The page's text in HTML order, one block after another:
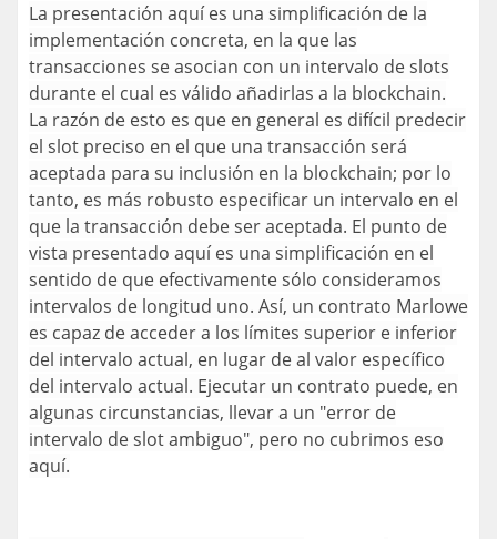
La presentación aquí es una simplificación de la
implementación concreta, en la que las
transacciones se asocian con un intervalo de slots
durante el cual es válido añadirlas a la blockchain.
La razón de esto es que en general es difícil predecir
el slot preciso en el que una transacción será
aceptada para su inclusión en la blockchain; por lo
tanto, es más robusto especificar un intervalo en el
que la transacción debe ser aceptada. El punto de
vista presentado aquí es una simplificación en el
sentido de que efectivamente sólo consideramos
intervalos de longitud uno. Así, un contrato Marlowe
es capaz de acceder a los límites superior e inferior
del intervalo actual, en lugar de al valor específico
del intervalo actual. Ejecutar un contrato puede, en
algunas circunstancias, llevar a un "error de
intervalo de slot ambiguo", pero no cubrimos eso
aquí.